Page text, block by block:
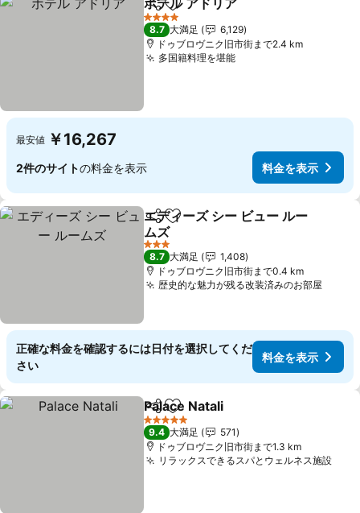
シェアお気に入りに追加
ホテル アドリア
4 ホテルのランク
8.7 大満足
6,129
ドゥブロヴニク旧市街まで2.4 km
多国籍料理を堪能料金を表示
最安値 ￥16,267
2件のサイトの料金を表示 料金を表示
シェアお気に入りに追加
エディーズ シー ビュー ルー
ムズ
料金を表示
3 ホテルのランク
8.7 大満足
1,408
ドゥブロヴニク旧市街まで0.4 km
歴史的な魅力が残る改装済みのお部屋料金
正確な料金を確認するには日付を選択してくだ
さい
料金を表示
シェアお気に入りに追加
Palace Natali
5 ホテルのランク
9.4 大満足
571
ドゥブロヴニク旧市街まで1.3 km
リラックスできるスパとウェルネス施設料金